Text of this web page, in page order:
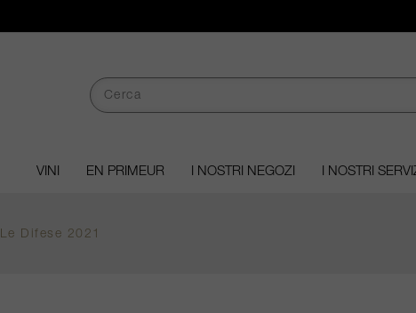
VINI EN PRIMEUR I NOSTRI NEGOZI I NOSTRI
Le Difese 2021